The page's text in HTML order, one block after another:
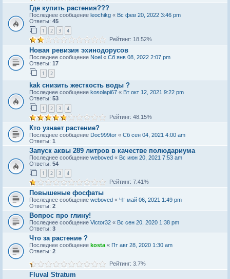
Где купить растения???
Последнее сообщение leochikg « Вс фев 20, 2022 3:46 pm
Ответы: 45
1 2 3 4
Рейтинг: 18.52%
Новая ревизия эхинодорусов
Последнее сообщение Noel « Сб янв 08, 2022 2:07 pm
Ответы: 17
1 2
kak снизить жeсткость воды ?
Последнее сообщение kosolapi67 « Вт окт 12, 2021 9:22 pm
Ответы: 53
1 2 3 4
Рейтинг: 48.15%
Кто узнает растение?
Последнее сообщение Doc999tor « Сб сен 04, 2021 4:00 am
Ответы: 1
Запуск аквы 289 литров в качестве полюдариума
Последнее сообщение weboved « Вс июн 20, 2021 7:53 am
Ответы: 54
1 2 3 4
Рейтинг: 7.41%
Повышеные фосфаты
Последнее сообщение weboved « Чт май 06, 2021 1:49 pm
Ответы: 2
Вопрос про глину!
Последнее сообщение Victor32 « Вс сен 20, 2020 1:38 pm
Ответы: 3
Что за растение ?
Последнее сообщение kosta « Пт авг 28, 2020 1:30 am
Ответы: 2
Рейтинг: 3.7%
Fluval Stratum